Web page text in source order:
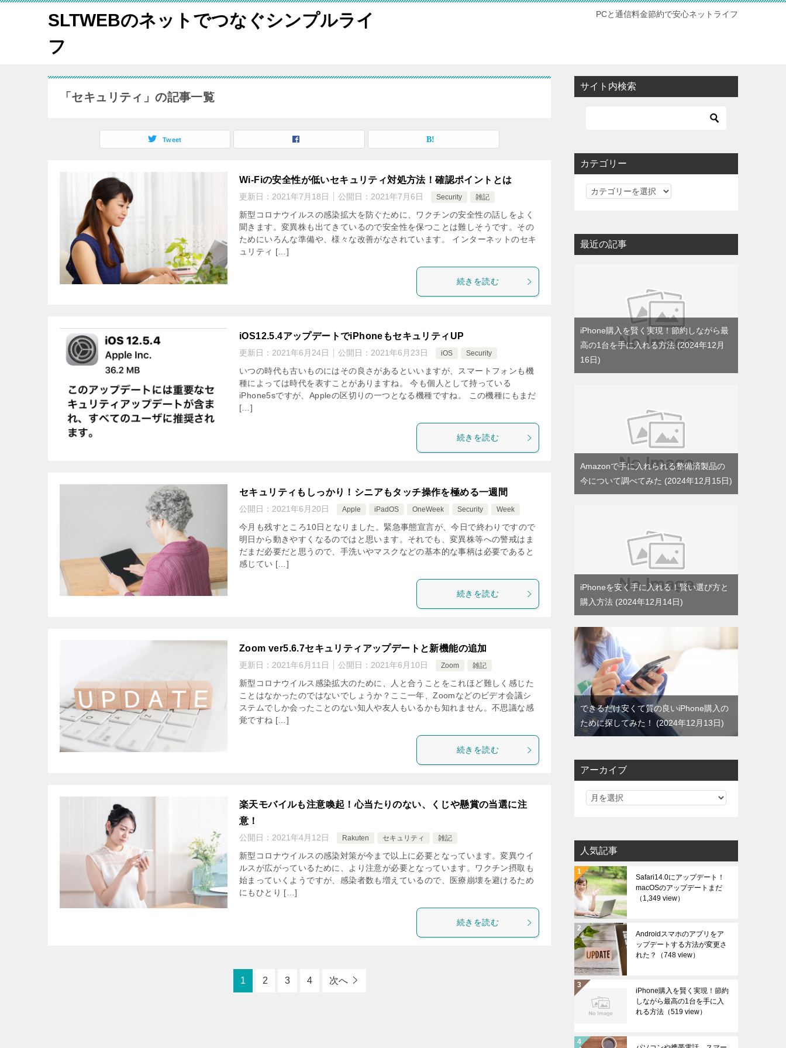
SLTWEBのネットでつなぐシンプルライ
フ
PCと通信料金節約で安心ネットライフ
「セキュリティ」の記事一覧
Tweet
Wi-Fiの安全性が低いセキュリティ対処方法！確認ポイントとは
更新日： 2021年7月18日 公開日： 2021年7月6日 Security 雑記
新型コロナウイルスの感染拡大を防ぐために、ワクチンの安全性の話しをよく
聞きます。変異株も出てきているので安全性を保つことは難しそうです。その
ためにいろんな準備や、様々な改善がなされています。 インターネットのセキ
ュリティ […]
続きを読む
iOS12.5.4アップデートでiPhoneもセキュリティUP
更新日： 2021年6月24日 公開日： 2021年6月23日 iOS Security
いつの時代も古いものにはその良さがあるといいますが、スマートフォンも機
種によっては時代を表すことがありますね。 今も個人として持っている
iPhone5sですが、Appleの区切りの一つとなる機種ですね。 この機種にもまだ
[…]
続きを読む
セキュリティもしっかり！シニアもタッチ操作を極める一週間
公開日： 2021年6月20日 Apple iPadOS OneWeek Security Week
今月も残すところ10日となりました。緊急事態宣言が、今日で終わりですので
明日から動きやすくなるのではと思います。それでも、変異株等への警戒はま
だまだ必要だと思うので、手洗いやマスクなどの基本的な事柄は必要であると
感じてい […]
続きを読む
Zoom ver5.6.7セキュリティアップデートと新機能の追加
更新日： 2021年6月11日 公開日： 2021年6月10日 Zoom 雑記
新型コロナウイルス感染拡大のために、人と合うことをこれほど難しく感じた
ことはなかったのではないでしょうか？ここ一年、Zoomなどのビデオ会議シ
ステムでしか会ったことのない知人や友人もいるかも知れません。不思議な感
覚ですね […]
続きを読む
楽天モバイルも注意喚起！心当たりのない、くじや懸賞の当選に注
意！
公開日： 2021年4月12日 Rakuten セキュリティ 雑記
新型コロナウイルスの感染対策が今まで以上に必要となっています。変異ウイ
ルスが広がっているために、より注意が必要となっています。ワクチン摂取も
始まっていくようですが、感染者数も増えているので、医療崩壊を避けるため
にもひとり […]
続きを読む
1 2 3 4 次へ
サイト内検索
カテゴリー
カ
リ
ー
最近の記事
iPhone購入を賢く実現！節約しながら最
高の1台を手に入れる方法 2024年12月
16日
Amazonで手に入れられる整備済製品の
今について調べてみた
2024年12月15日
iPhoneを安く手に入れる！賢い選び方と
購入方法
2024年12月14日
できるだけ安くて質の良いiPhone購入の
ために探してみた！
2024年12月13日
アーカイブ
人気記事
Safari14.0にアップデート！
macOSのアップデートまだ
（1,349 view）
Androidスマホのアプリをア
ップデートする方法が変更さ
れた？
（748 view）
iPhone購入を賢く実現！節約
しながら最高の1台を手に入
れる方法 （519 view）